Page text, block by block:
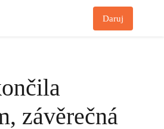
Daruj
závěrečná